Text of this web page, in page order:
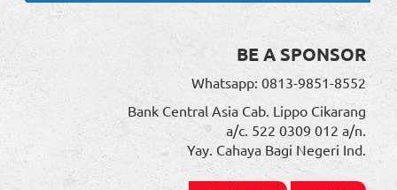
BE A SPONSOR
Whatsapp: 0813-9851-8552
Bank Central Asia Cab. Lippo Cikarang
a/c. 522 0309 012 a/n.
Yay. Cahaya Bagi Negeri Ind.